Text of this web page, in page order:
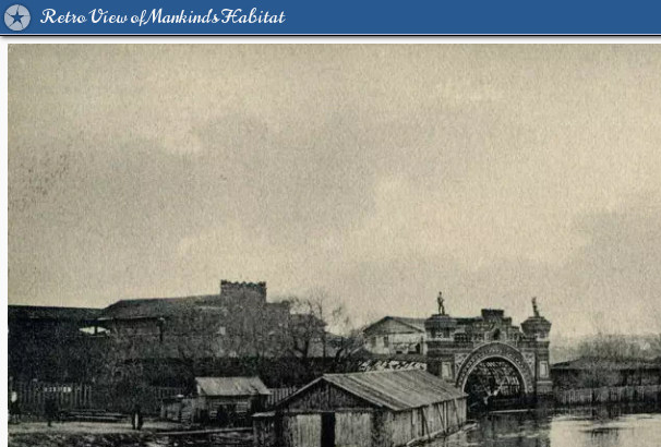
Retro View of Mankind's Habitat